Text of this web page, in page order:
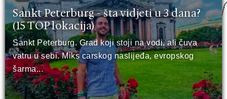
Sankt Peterburg - šta vidjeti u 3 dana?
(15 TOP lokacija)
Sankt Peterburg. Grad koji stoji na vodi, ali čuva
vatru u sebi. Miks carskog naslijeđa, evropskog
šarma...